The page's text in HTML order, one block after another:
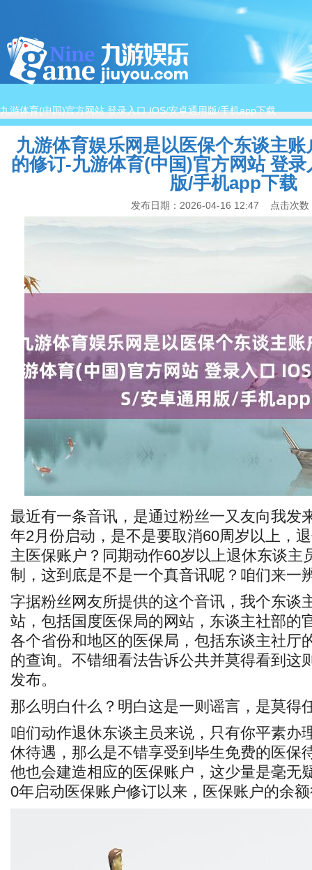
九游体育(中国)官方网站 登录入口 IOS/安卓通用版/手机app下载
关于我们 解决方
九游体育娱乐网是以医保个东谈主
的修订-九游体育(中国)官方网站 登
版/手机app下载
发布日期：2026-04-16 12:47 点击次数
最近有一条音讯，是通过粉丝一又友向我发
年2月份启动，是不是要取消60周岁以上，
主医保账户？同期动作60岁以上退休东谈主
制，这到底是不是一个真音讯呢？咱们来一
字据粉丝网友所提供的这个音讯，我个东谈
站，包括国度医保局的网站，东谈主社部的
各个省份和地区的医保局，包括东谈主社厅
的查询。不错细看法告诉公共并莫得看到这
发布。
那么明白什么？明白这是一则谣言，是莫得
咱们动作退休东谈主员来说，只有你平素办
休待遇，那么是不错享受到毕生免费的医保
他也会建造相应的医保账户，这少量是毫无
0年启动医保账户修订以来，医保账户的余